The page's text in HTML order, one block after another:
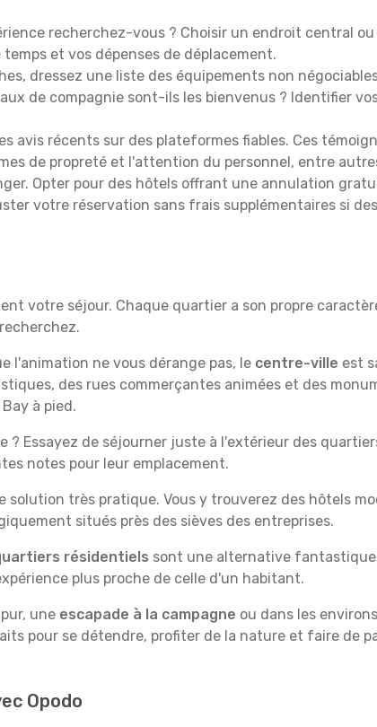
recherchez-vous ? Choisir un endroit central
et vos dépenses de déplacement.
dressez une liste des équipements non
de compagnie sont-ils les bienvenus ? Identifier
avis récents sur des plateformes fiables. Ces
de propreté et l'attention du personnel, entre
Opter pour des hôtels offrant une annulation
votre réservation sans frais supplémentaires si
votre séjour. Chaque quartier a son propre
l'animation ne vous dérange pas, le centre-ville est
des rues commerçantes animées et des
à pied.
Essayez de séjourner juste à l'extérieur des
notes pour leur emplacement.
solution très pratique. Vous y trouverez des hôtels
situés près des sièves des entreprises.
résidentiels sont une alternative
plus proche de celle d'un habitant.
une escapade à la campagne ou dans les
pour se détendre, profiter de la nature et faire de
Opodo